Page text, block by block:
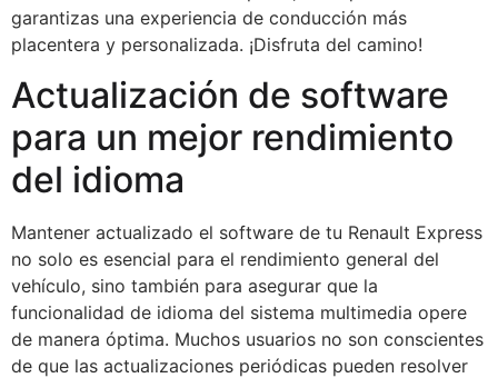
garantizas una experiencia de conducción más
placentera y personalizada. ¡Disfruta del camino!
Actualización de software
para un mejor rendimiento
del idioma
Mantener actualizado el software de tu Renault Express
no solo es esencial para el rendimiento general del
vehículo, sino también para asegurar que la
funcionalidad de idioma del sistema multimedia opere
de manera óptima. Muchos usuarios no son conscientes
de que las actualizaciones periódicas pueden resolver